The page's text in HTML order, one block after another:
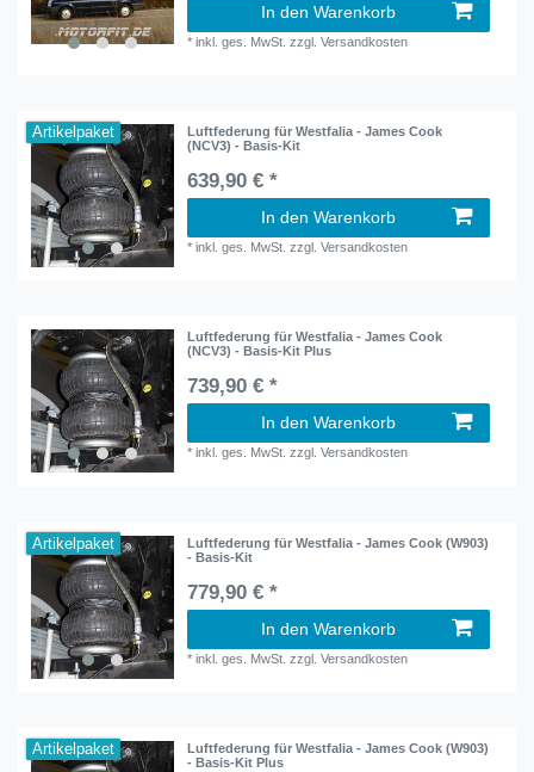
In den Warenkorb
*inkl. ges. MwSt. zzgl.Versandkosten
Artikelpaket
Luftfederung für Westfalia - James Cook
(NCV3) - Basis-Kit
639,90 € *
In den Warenkorb
*inkl. ges. MwSt. zzgl.Versandkosten
Luftfederung für Westfalia - James Cook
(NCV3) - Basis-Kit Plus
739,90 € *
In den Warenkorb
*inkl. ges. MwSt. zzgl.Versandkosten
Artikelpaket
Luftfederung für Westfalia - James Cook (W903)
- Basis-Kit
779,90 € *
In den Warenkorb
*inkl. ges. MwSt. zzgl.Versandkosten
Artikelpaket
Luftfederung für Westfalia - James Cook (W903)
- Basis-Kit Plus